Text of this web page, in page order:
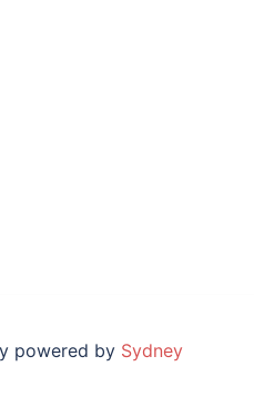
powered by Sydney